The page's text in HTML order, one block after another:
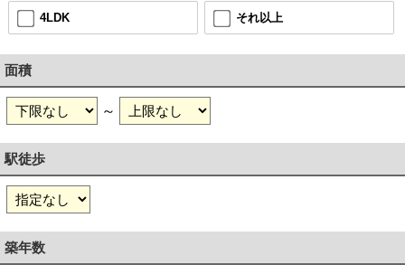
4LDK それ以上
面積
～
駅徒歩
築年数